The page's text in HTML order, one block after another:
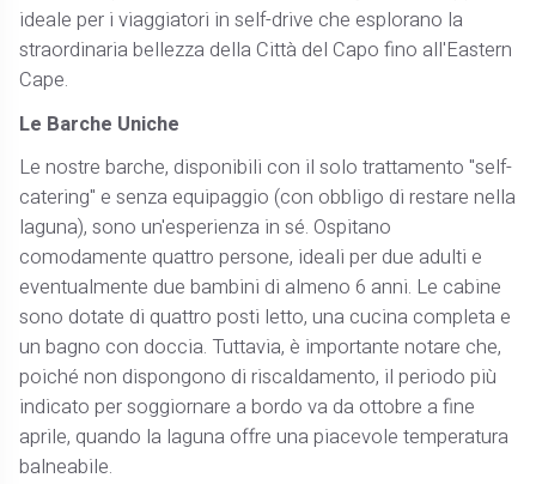
ideale per i viaggiatori in self-drive che esplorano la
straordinaria bellezza della Città del Capo fino all'Eastern
Cape.
Le Barche Uniche
Le nostre barche, disponibili con il solo trattamento "self-
catering" e senza equipaggio (con obbligo di restare nella
laguna), sono un'esperienza in sé. Ospitano
comodamente quattro persone, ideali per due adulti e
eventualmente due bambini di almeno 6 anni. Le cabine
sono dotate di quattro posti letto, una cucina completa e
un bagno con doccia. Tuttavia, è importante notare che,
poiché non dispongono di riscaldamento, il periodo più
indicato per soggiornare a bordo va da ottobre a fine
aprile, quando la laguna offre una piacevole temperatura
balneabile.